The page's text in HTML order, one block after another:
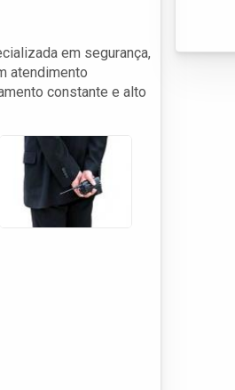
em segurança,
atendimento
constante e alto